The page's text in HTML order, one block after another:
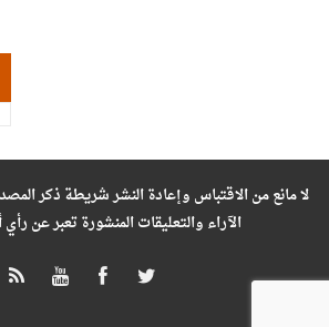
لا مانع من الاقتباس وإعادة النشر شريطة ذكر
الآراء والتعليقات المنشورة تعبر عن